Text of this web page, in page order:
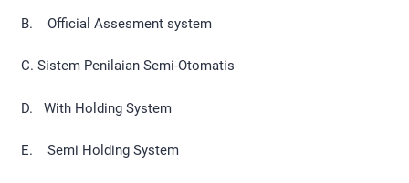
B. Official Assesment system
C. Sistem Penilaian Semi-Otomatis
D. With Holding System
E. Semi Holding System